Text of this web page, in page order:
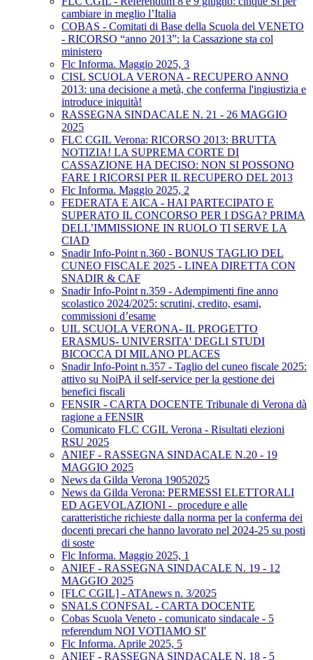
cambiare in meglio l’Italia
COBAS - Comitati di Base della Scuola del VENETO
- RICORSO “anno 2013”: la Cassazione sta col
ministero
Flc Informa. Maggio 2025, 3
CISL SCUOLA VERONA - RECUPERO ANNO
2013: una decisione a metà, che conferma l'ingiustizia e
introduce iniquità!
RASSEGNA SINDACALE N. 21 - 26 MAGGIO
2025
FLC CGIL Verona: RICORSO 2013: BRUTTA
NOTIZIA! LA SUPREMA CORTE DI
CASSAZIONE HA DECISO: NON SI POSSONO
FARE I RICORSI PER IL RECUPERO DEL 2013
Flc Informa. Maggio 2025, 2
FEDERATA E AICA - HAI PARTECIPATO E
SUPERATO IL CONCORSO PER I DSGA? PRIMA
DELL’IMMISSIONE IN RUOLO TI SERVE LA
CIAD
Snadir Info-Point n.360 - BONUS TAGLIO DEL
CUNEO FISCALE 2025 - LINEA DIRETTA CON
SNADIR & CAF
Snadir Info-Point n.359 - Adempimenti fine anno
scolastico 2024/2025: scrutini, credito, esami,
commissioni d’esame
UIL SCUOLA VERONA- IL PROGETTO
ERASMUS- UNIVERSITA' DEGLI STUDI
BICOCCA DI MILANO PLACES
Snadir Info-Point n.357 - Taglio del cuneo fiscale 2025:
attivo su NoiPA il self-service per la gestione dei
benefici fiscali
FENSIR - CARTA DOCENTE Tribunale di Verona dà
ragione a FENSIR
Comunicato FLC CGIL Verona - Risultati elezioni
RSU 2025
ANIEF - RASSEGNA SINDACALE N.20 - 19
MAGGIO 2025
News da Gilda Verona 19052025
News da Gilda Verona: PERMESSI ELETTORALI
ED AGEVOLAZIONI - procedure e alle
caratteristiche richieste dalla norma per la conferma dei
docenti precari che hanno lavorato nel 2024-25 su posti
di soste
Flc Informa. Maggio 2025, 1
ANIEF - RASSEGNA SINDACALE N. 19 - 12
MAGGIO 2025
[FLC CGIL] - ATAnews n. 3/2025
SNALS CONFSAL - CARTA DOCENTE
Cobas Scuola Veneto - comunicato sindacale - 5
referendum NOI VOTIAMO SI'
Flc Informa. Aprile 2025, 5
ANIEF - RASSEGNA SINDACALE N. 18 - 5